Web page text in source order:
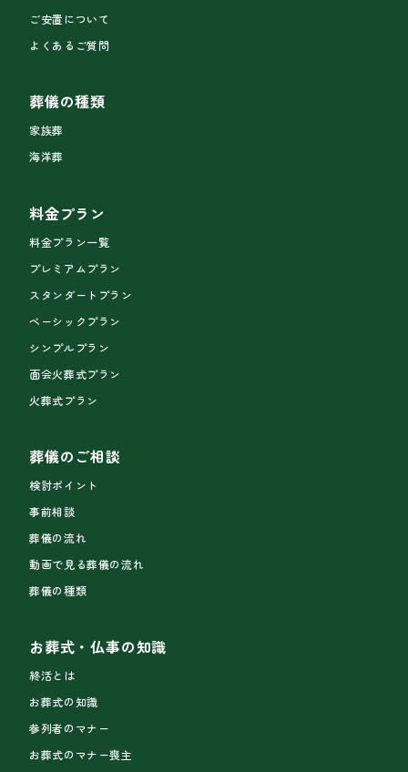
ご安置について
よくあるご質問
葬儀の種類
家族葬
海洋葬
料金プラン
料金プラン一覧
プレミアムプラン
スタンダートプラン
ベーシックプラン
シンプルプラン
面会火葬式プラン
火葬式プラン
葬儀のご相談
検討ポイント
事前相談
葬儀の流れ
動画で見る葬儀の流れ
葬儀の種類
お葬式・仏事の知識
終活とは
お葬式の知識
参列者のマナー
お葬式のマナー喪主